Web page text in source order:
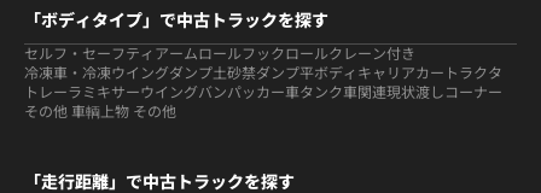
「ボディタイプ」で中古トラックを探す
セルフ・セーフティ アームロールフックロールクレーン付き
冷凍車・冷凍ウイングダンプ土砂禁ダンプ平ボディ キャリアカー トラクタ
トレーラ ミキサーウイングバンパッカー車タンク車関連現状渡しコーナー
その他 車輌 上物 その他
「走行距離」で中古トラックを探す